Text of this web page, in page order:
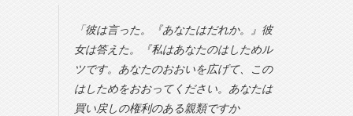
「彼は言った。『あなたはだれか。』彼
女は答えた。『私はあなたのはしためル
ツです。あなたのおおいを広げて、この
はしためをおおってください。あなたは
買い戻しの権利のある親類ですか